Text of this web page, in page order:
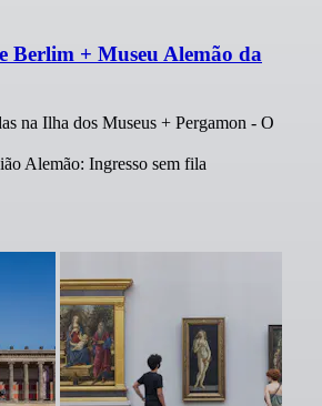
Berlim + Museu Alemão da
na Ilha dos Museus + Pergamon - O
Alemão: Ingresso sem fila